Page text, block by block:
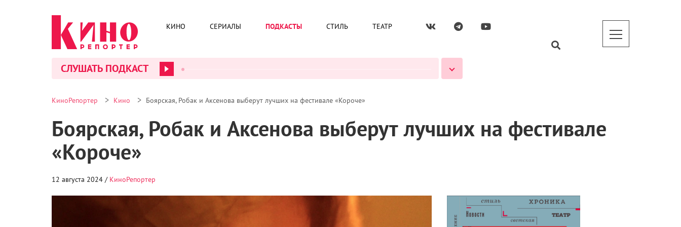
КИНО СЕРИАЛЫ ПОДКАСТЫ СТИЛЬ ТЕАТР
СЛУШАТЬ ПОДКАСТ
КиноРепортер > Кино > Боярская, Робак и Аксенова выберут лучших на фестивале «Короче»
Боярская, Робак и Аксенова выберут лучших на фестивале
«Короче»
12 августа 2024 / КиноРепортер